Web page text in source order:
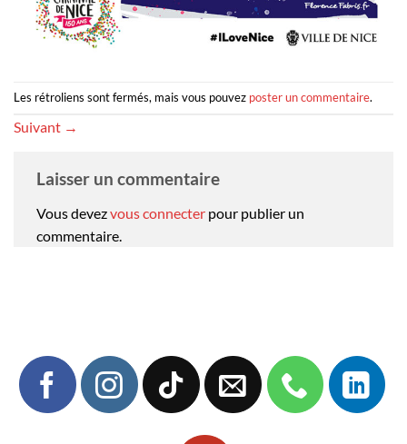
Les rétroliens sont fermés, mais vous pouvez poster un commentaire.
Suivant →
Laisser un commentaire
Vous devezvous connecter pour publier un
commentaire.